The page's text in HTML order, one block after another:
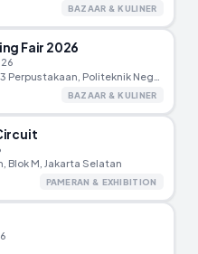
BAZAAR & KULINER
Fair 2026
BAZAAR & KULINER
Blok M, Jakarta Selatan
PAMERAN & EXHIBITION